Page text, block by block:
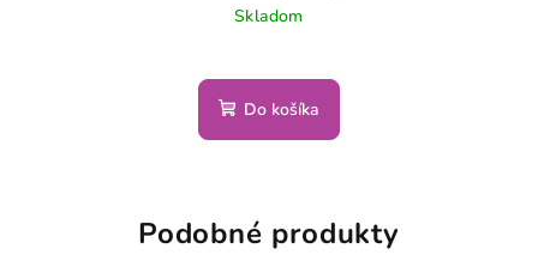
Skladom
Do košíka
Podobné produkty